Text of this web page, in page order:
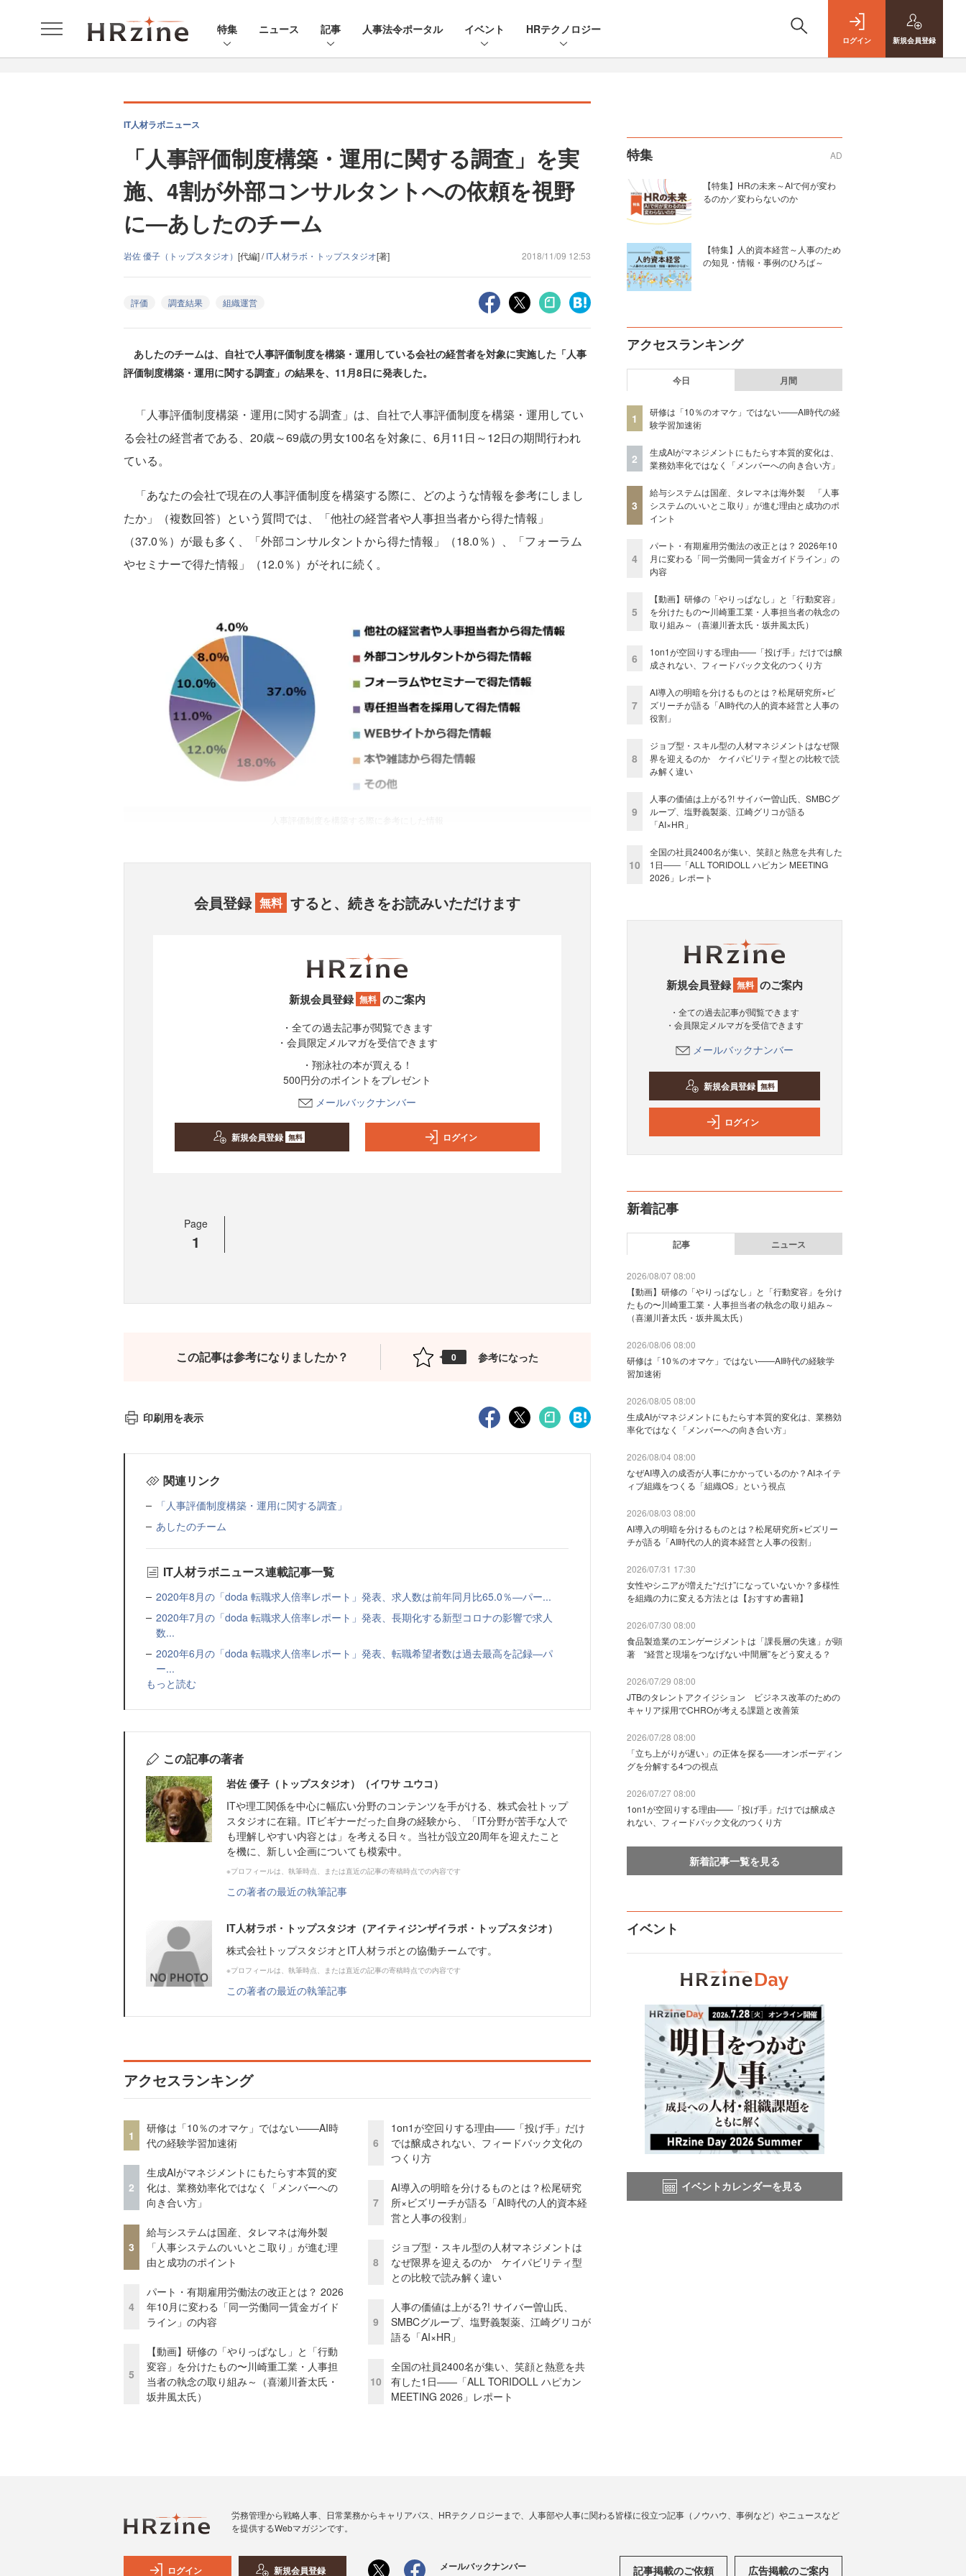
特集 ニュース 記事 人事法令ポータル イベント HRテクノロジー
ログイン 新規会員登録
IT人材ラボニュース
「人事評価制度構築・運用に関する調査」を実
施、4割が外部コンサルタントへの依頼を視野
に―あしたのチーム
岩佐 優子（トップスタジオ） [代編] /IT人材ラボ・トップスタジオ[著] 2018/11/09 12:53
評価 調査結果 組織運営
あしたのチームは、自社で人事評価制度を構築・運用している会社の経営者を対象に実施した「人事
評価制度構築・運用に関する調査」の結果を、11月8日に発表した。
「人事評価制度構築・運用に関する調査」は、自社で人事評価制度を構築・運用してい
る会社の経営者である、20歳～69歳の男女100名を対象に、6月11日～12日の期間行われ
ている。
「あなたの会社で現在の人事評価制度を構築する際に、どのような情報を参考にしまし
たか」（複数回答）という質問では、「他社の経営者や人事担当者から得た情報」
（37.0％）が最も多く、「外部コンサルタントから得た情報」（18.0％）、「フォーラム
やセミナーで得た情報」（12.0％）がそれに続く。
会員登録 無料 すると、続きをお読みいただけます
新規会員登録 無料 のご案内
・全ての過去記事が閲覧できます
・会員限定メルマガを受信できます
・翔泳社の本が買える！
500円分のポイントをプレゼント
メールバックナンバー
新規会員登録 無料 ログイン
Page
1
この記事は参考になりましたか？ 0 参考になった
印刷用を表示
関連リンク
「人事評価制度構築・運用に関する調査」
あしたのチーム
IT人材ラボニュース連載記事一覧
2020年8月の「doda 転職求人倍率レポート」発表、求人数は前年同月比65.0％―パー...
2020年7月の「doda 転職求人倍率レポート」発表、長期化する新型コロナの影響で求人
数...
2020年6月の「doda 転職求人倍率レポート」発表、転職希望者数は過去最高を記録―パ
ー...
もっと読む
この記事の著者
岩佐 優子（トップスタジオ）（イワサ ユウコ）
ITや理工関係を中心に幅広い分野のコンテンツを手がける、株式会社トップ
スタジオに在籍。ITビギナーだった自身の経験から、「IT分野が苦手な人で
も理解しやすい内容とは」を考える日々。当社が設立20周年を迎えたこと
を機に、新しい企画についても模索中。
※プロフィールは、執筆時点、または直近の記事の寄稿時点での内容です
この著者の最近の執筆記事
IT人材ラボ・トップスタジオ（アイティジンザイラボ・トップスタジオ）
株式会社トップスタジオとIT人材ラボとの協働チームです。
※プロフィールは、執筆時点、または直近の記事の寄稿時点での内容です
この著者の最近の執筆記事
アクセスランキング
1
研修は「10％のオマケ」ではない——AI時
代の経験学習加速術
2
生成AIがマネジメントにもたらす本質的変
化は、業務効率化ではなく「メンバーへの
向き合い方」
3
給与システムは国産、タレマネは海外製
「人事システムのいいとこ取り」が進む理
由と成功のポイント
4
パート・有期雇用労働法の改正とは？ 2026
年10月に変わる「同一労働同一賃金ガイド
ライン」の内容
5
【動画】研修の「やりっぱなし」と「行動
変容」を分けたもの〜川崎重工業・人事担
当者の執念の取り組み～（喜瀬川蒼太氏・
坂井風太氏）
6
1on1が空回りする理由——「投げ手」だけ
では醸成されない、フィードバック文化の
つくり方
7
AI導入の明暗を分けるものとは？松尾研究
所×ビズリーチが語る「AI時代の人的資本経
営と人事の役割」
8
ジョブ型・スキル型の人材マネジメントは
なぜ限界を迎えるのか ケイパビリティ型
との比較で読み解く違い
9
人事の価値は上がる?! サイバー曽山氏、
SMBCグループ、塩野義製薬、江崎グリコが
語る「AI×HR」
10
全国の社員2400名が集い、笑顔と熱意を共
有した1日――「ALL TORIDOLL ハピカン
MEETING 2026」レポート
特集 AD
【特集】HRの未来～AIで何が変わ
るのか／変わらないのか
【特集】人的資本経営～人事のため
の知見・情報・事例のひろば～
アクセスランキング
今日 月間
1
研修は「10％のオマケ」ではない——AI時代の経
験学習加速術
2
生成AIがマネジメントにもたらす本質的変化は、
業務効率化ではなく「メンバーへの向き合い方」
3
給与システムは国産、タレマネは海外製 「人事
システムのいいとこ取り」が進む理由と成功のポ
イント
4
パート・有期雇用労働法の改正とは？ 2026年10
月に変わる「同一労働同一賃金ガイドライン」の
内容
5
【動画】研修の「やりっぱなし」と「行動変容」
を分けたもの〜川崎重工業・人事担当者の執念の
取り組み～（喜瀬川蒼太氏・坂井風太氏）
6
1on1が空回りする理由——「投げ手」だけでは醸
成されない、フィードバック文化のつくり方
7
AI導入の明暗を分けるものとは？松尾研究所×ビ
ズリーチが語る「AI時代の人的資本経営と人事の
役割」
8
ジョブ型・スキル型の人材マネジメントはなぜ限
界を迎えるのか ケイパビリティ型との比較で読
み解く違い
9
人事の価値は上がる?! サイバー曽山氏、SMBCグ
ループ、塩野義製薬、江崎グリコが語る
「AI×HR」
10
全国の社員2400名が集い、笑顔と熱意を共有した
1日――「ALL TORIDOLL ハピカン MEETING
2026」レポート
新規会員登録 無料 のご案内
・全ての過去記事が閲覧できます
・会員限定メルマガを受信できます
メールバックナンバー
新規会員登録 無料
ログイン
新着記事
記事 ニュース
2026/08/07 08:00
【動画】研修の「やりっぱなし」と「行動変容」を分け
たもの〜川崎重工業・人事担当者の執念の取り組み～
（喜瀬川蒼太氏・坂井風太氏）
2026/08/06 08:00
研修は「10％のオマケ」ではない——AI時代の経験学
習加速術
2026/08/05 08:00
生成AIがマネジメントにもたらす本質的変化は、業務効
率化ではなく「メンバーへの向き合い方」
2026/08/04 08:00
なぜAI導入の成否が人事にかかっているのか？AIネイテ
ィブ組織をつくる「組織OS」という視点
2026/08/03 08:00
AI導入の明暗を分けるものとは？松尾研究所×ビズリー
チが語る「AI時代の人的資本経営と人事の役割」
2026/07/31 17:30
女性やシニアが増えた“だけ”になっていないか？多様性
を組織の力に変える方法とは【おすすめ書籍】
2026/07/30 08:00
食品製造業のエンゲージメントは「課長層の失速」が顕
著 “経営と現場をつなげない中間層”をどう変える？
2026/07/29 08:00
JTBのタレントアクイジション ビジネス改革のための
キャリア採用でCHROが考える課題と改善策
2026/07/28 08:00
「立ち上がりが遅い」の正体を探る——オンボーディン
グを分解する4つの視点
2026/07/27 08:00
1on1が空回りする理由——「投げ手」だけでは醸成さ
れない、フィードバック文化のつくり方
新着記事一覧を見る
イベント
イベントカレンダーを見る
労務管理から戦略人事、日常業務からキャリアパス、HRテクノロジーまで、人事部や人事に関わる皆様に役立つ記事（ノウハウ、事例など）やニュースなど
を提供するWebマガジンです。
ログイン 新規会員登録 メールバックナンバー 記事掲載のご依頼 広告掲載のご案内